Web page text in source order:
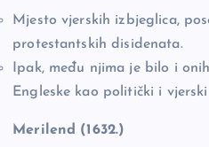
Mjesto vjerskih izbjeglica,
protestantskih disidenata.
Ipak, među njima je bilo i
Engleske kao politički i
Merilend (1632.)